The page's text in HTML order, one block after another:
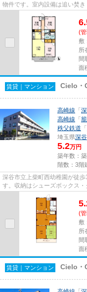
物件です。室内設備は追い焚
り、とても充実しています。新
(
敷
所
間
面
賃貸｜マンション Cielo・
高崎線 「
高崎線 「
秩父鉄道 「
埼玉県深
5.2万円
築年数：
階数：3階
深谷市立上柴町西幼稚園が徒
す。収納はシューズボックス
ることも可能です。気になるイ
(
敷
所
間
面
賃貸｜マンション Cielo・